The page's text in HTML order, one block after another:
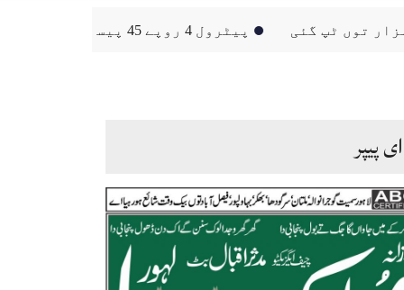
پیٹرول 4 روپے 45 پیسے فی لٹر مہنگا، ڈیزل 2 روپے سستا
ای پیپر